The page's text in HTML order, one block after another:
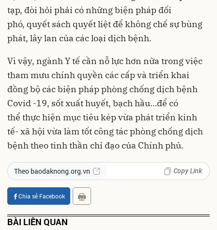
tạp, đòi hỏi phải có những biện pháp đối
phó, quyết sách quyết liệt để không chế sự bùng
phát, lây lan của các loại dịch bệnh.
Vì vậy, ngành Y tế cần nỗ lực hơn nữa trong việc
tham mưu chính quyền các cấp và triển khai
đồng bộ các biện pháp phòng chống dịch bệnh
Covid -19, sốt xuất huyết, bạch hầu…để có
thể thực hiện mục tiêu kép vừa phát triển kinh
tế- xã hội vừa làm tốt công tác phòng chống dịch
bệnh theo tinh thần chỉ đạo của Chính phủ.
Theo baodaknong.org.vn Copy Link
Chia sẻ Facebook
BÀI LIÊN QUAN